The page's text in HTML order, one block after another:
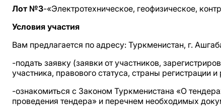
Лот №3-«Электротехническое, геофизическое,
Условия участия
Вам предлагается по адресу: Туркменистан, г.
-подать заявку (заявки от участников,
участника, правового статуса, страны регистрации и
-ознакомиться с Законом Туркменистана «О
проведения тендера» и перечнем необходимых